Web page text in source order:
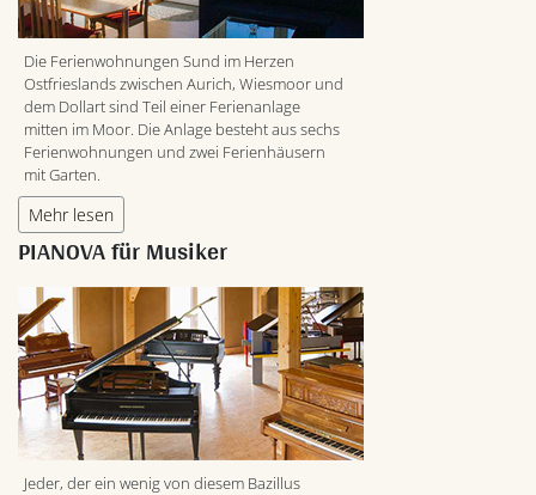
Die Ferienwohnungen Sund im Herzen
Ostfrieslands zwischen Aurich, Wiesmoor und
dem Dollart sind Teil einer Ferienanlage
mitten im Moor. Die Anlage besteht aus sechs
Ferienwohnungen und zwei Ferienhäusern
mit Garten.
Mehr lesen
PIANOVA für Musiker
Jeder, der ein wenig von diesem Bazillus